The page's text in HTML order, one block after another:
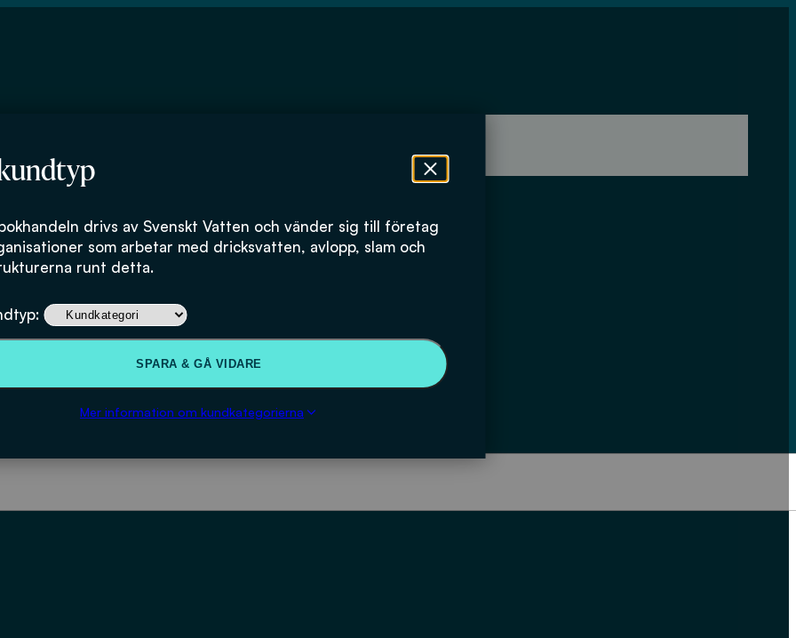
drivs av Svenskt Vatten och vänder sig till företag
som arbetar med dricksvatten, avlopp, slam och
runt detta.
SPARA & GÅ VIDARE
Mer information om kundkategorierna
Slutrapport VA-kluster
Mälardalen 2022–2024
LADDA NED